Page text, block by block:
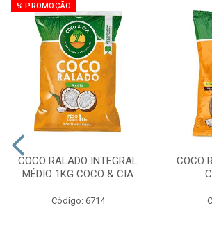
% PROMOÇÃO
COCO RALADO INTEGRAL
MÉDIO 1KG COCO & CIA
Código: 6714
COCO